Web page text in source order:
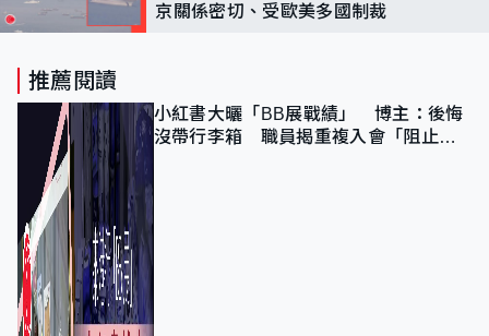
京關係密切、受歐美多國制裁
推薦閱讀
小紅書大曬「BB展戰績」 博主：後悔
沒帶行李箱 職員揭重複入會「阻止唔